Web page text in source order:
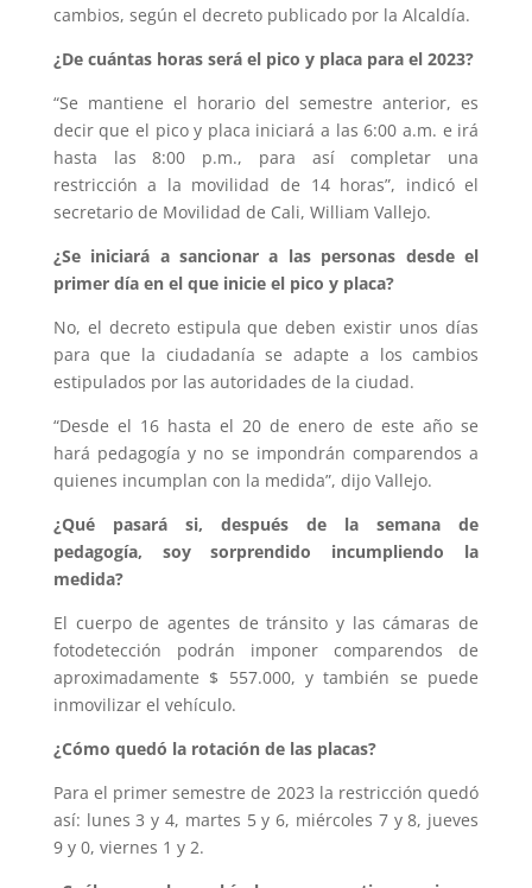
cambios, según el decreto publicado por la Alcaldía.
¿De cuántas horas será el pico y placa para el 2023?
“Se mantiene el horario del semestre anterior, es
decir que el pico y placa iniciará a las 6:00 a.m. e irá
hasta las 8:00 p.m., para así completar una
restricción a la movilidad de 14 horas”, indicó el
secretario de Movilidad de Cali, William Vallejo.
¿Se iniciará a sancionar a las personas desde el
primer día en el que inicie el pico y placa?
No, el decreto estipula que deben existir unos días
para que la ciudadanía se adapte a los cambios
estipulados por las autoridades de la ciudad.
“Desde el 16 hasta el 20 de enero de este año se
hará pedagogía y no se impondrán comparendos a
quienes incumplan con la medida”, dijo Vallejo.
¿Qué pasará si, después de la semana de
pedagogía, soy sorprendido incumpliendo la
medida?
El cuerpo de agentes de tránsito y las cámaras de
fotodetección podrán imponer comparendos de
aproximadamente $ 557.000, y también se puede
inmovilizar el vehículo.
¿Cómo quedó la rotación de las placas?
Para el primer semestre de 2023 la restricción quedó
así: lunes 3 y 4, martes 5 y 6, miércoles 7 y 8, jueves
9 y 0, viernes 1 y 2.